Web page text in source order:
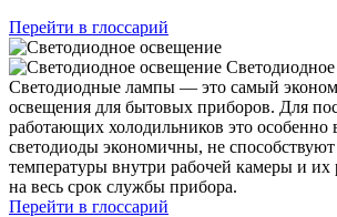
Перейти в глоссарий
Светодиодные лампы — это самый
освещения для бытовых приборов. Для
работающих холодильников это особенно
светодиоды экономичны, не
температуры внутри рабочей камеры и их
на весь срок службы прибора.
Перейти в глоссарий